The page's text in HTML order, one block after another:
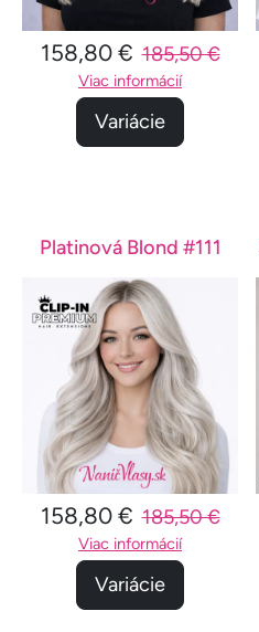
158,80 € 185,50 €
Viac informácií
Variácie
Platinová Blond #111
158,80 € 185,50 €
Viac informácií
Variácie